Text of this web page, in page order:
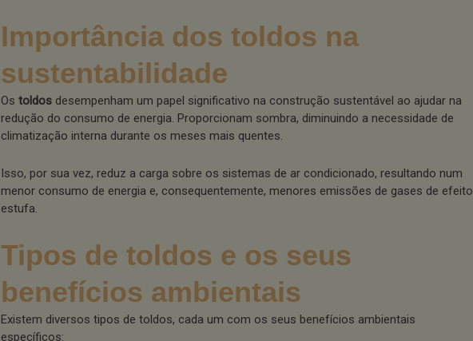
Importância dos toldos na
sustentabilidade
Os toldos desempenham um papel significativo na construção sustentável ao ajudar na
redução do consumo de energia. Proporcionam sombra, diminuindo a necessidade de
climatização interna durante os meses mais quentes.
Isso, por sua vez, reduz a carga sobre os sistemas de ar condicionado, resultando num
menor consumo de energia e, consequentemente, menores emissões de gases de efeito
estufa.
Tipos de toldos e os seus
benefícios ambientais
Existem diversos tipos de toldos, cada um com os seus benefícios ambientais
específicos: